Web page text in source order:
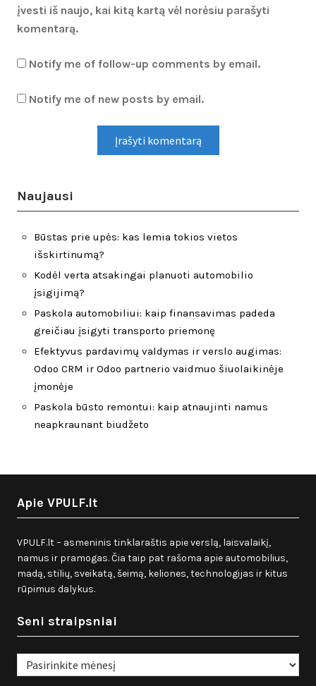
įvesti iš naujo, kai kitą kartą vėl norėsiu parašyti
komentarą.
Notify me of follow-up comments by email.
Notify me of new posts by email.
Naujausi
Būstas prie upės: kas lemia tokios vietos
išskirtinumą?
Kodėl verta atsakingai planuoti automobilio
įsigijimą?
Paskola automobiliui: kaip finansavimas padeda
greičiau įsigyti transporto priemonę
Efektyvus pardavimų valdymas ir verslo augimas:
Odoo CRM ir Odoo partnerio vaidmuo šiuolaikinėje
įmonėje
Paskola būsto remontui: kaip atnaujinti namus
neapkraunant biudžeto
Apie VPULF.lt
VPULF.lt – asmeninis tinklaraštis apie verslą, laisvalaikį,
namus ir pramogas. Čia taip pat rašoma apie automobilius,
madą, stilių, sveikatą, šeimą, keliones, technologijas ir kitus
rūpimus dalykus.
Seni straipsniai
Seni
straipsniai